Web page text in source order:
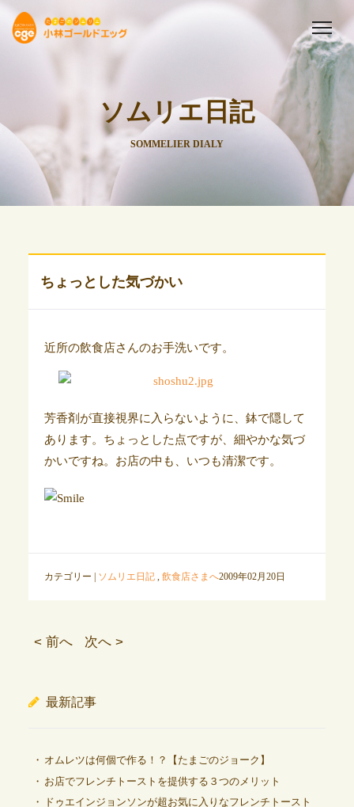
ソムリエ日記
SOMMELIER DIALY
ちょっとした気づかい
近所の飲食店さんのお手洗いです。
芳香剤が直接視界に入らないように、鉢で隠して
あります。ちょっとした点ですが、細やかな気づ
かいですね。お店の中も、いつも清潔です。
カテゴリー | ソムリエ日記, 飲食店さまへ2009年02月20日
< 前へ 次へ >
最新記事
オムレツは何個で作る！？【たまごのジョーク】
お店でフレンチトーストを提供する３つのメリット
ドゥエインジョンソンが超お気に入りなフレンチトースト